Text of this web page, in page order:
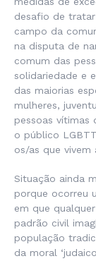
desafio de tratar
campo da
na disputa de
comum das
solidariedade e
das maiorias
mulheres,
pessoas
o público
os/as que
Situação ainda
porque ocorreu
em que
padrão civil
população
da moral